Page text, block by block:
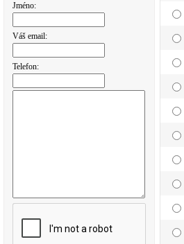
Jméno:
Váš email:
Telefon: